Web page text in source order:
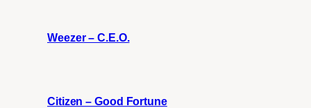
Weezer – C.E.O.
Citizen – Good Fortune